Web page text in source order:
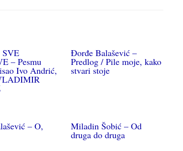
– Pesmu
Ivo Andrić,
Đorđe Balašević –
Predlog / Pile moje, kako
stvari stoje
– O, Miladin Šobić – Od
druga do druga